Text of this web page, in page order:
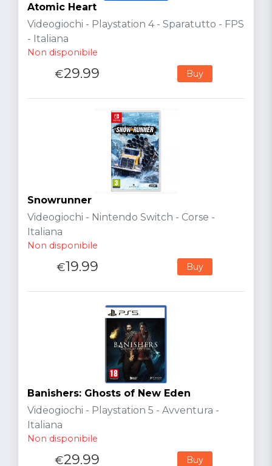
Atomic Heart
Videogiochi - Playstation 4 - Sparatutto - FPS
- Italiana
Non disponibile
€29.99 Buy
Snowrunner
Videogiochi - Nintendo Switch - Corse -
Italiana
Non disponibile
€19.99 Buy
Banishers: Ghosts of New Eden
Videogiochi - Playstation 5 - Avventura -
Italiana
Non disponibile
€29.99 Buy